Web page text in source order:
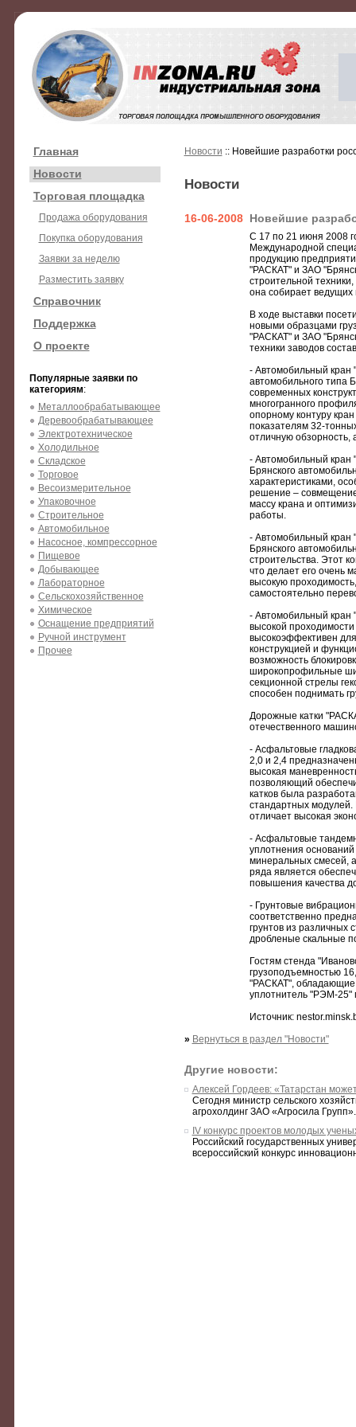
Главная
Новости
Торговая площадка
Продажа оборудования
Покупка оборудования
Заявки за неделю
Разместить заявку
Справочник
Поддержка
О проекте
Популярные заявки по
категориям:
Металлообрабатывающее
Деревообрабатывающее
Электротехническое
Холодильное
Складское
Торговое
Весоизмерительное
Упаковочное
Строительное
Автомобильное
Насосное, компрессорное
Пищевое
Добывающее
Лабораторное
Сельскохозяйственное
Химическое
Оснащение предприятий
Ручной инструмент
Прочее
Новости :: Новейшие разработки
Новости
16-06-2008 Новейшие
С 17 по 21 июня 2008
Международной
продукцию
"РАСКАТ" и ЗАО
строительной
она собирает ведущих
В ходе выставки
новыми образцами
"РАСКАТ" и ЗАО
техники заводов
- Автомобильный
автомобильного типа
современных
многогранного
опорному контуру
показателям 32-
отличную обзорность,
- Автомобильный кран
Брянского
характеристиками,
решение –
массу крана и
работы.
- Автомобильный
Брянского
строительства. Этот
что делает его очень
высокую
самостоятельно
- Автомобильный
высокой
высокоэффективен
конструкцией и
возможность
широкопрофильные
секционной стрелы
способен поднимать
Дорожные катки
отечественного
- Асфальтовые
2,0 и 2,4
высокая
позволяющий
катков была
стандартных модулей.
отличает высокая
- Асфальтовые
уплотнения
минеральных смесей,
ряда является
повышения качества
- Грунтовые
соответственно
грунтов из различных
дробленые скальные
Гостям стенда
грузоподъемностью
"РАСКАТ", обладающие
уплотнитель "РЭМ-25"
Источник:
» Вернуться в раздел "Новости"
Другие новости:
Алексей Гордеев: «Татарстан
Сегодня министр сельского
агрохолдинг ЗАО «Агросила
IV конкурс проектов молодых
Российский государственных
всероссийский конкурс